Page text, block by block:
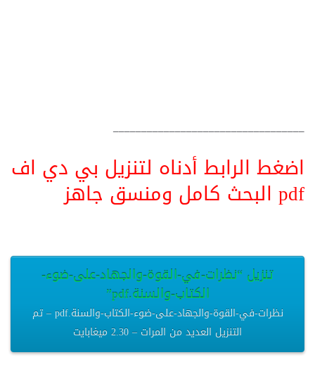
__________________________________
اضغط الرابط أدناه لتنزيل بي دي اف
pdf البحث كامل ومنسق جاهز
تنزيل “نظرات-في-القوة-والجهاد-على-ضوء-
الكتاب-والسنة.pdf”
نظرات-في-القوة-والجهاد-على-ضوء-الكتاب-والسنة.pdf – تم
التنزيل العديد من المرات – 2.30 ميغابايت